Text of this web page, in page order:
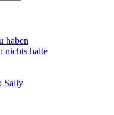
haben
nichts halte
Sally